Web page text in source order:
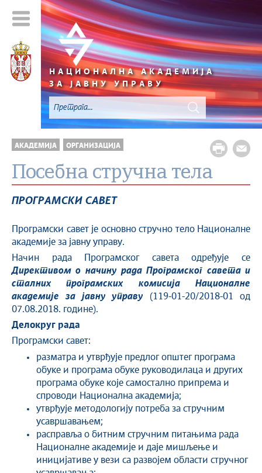
НАЦИОНАЛНА АКАДЕМИЈА
ЗА ЈАВНУ УПРАВУ
АКАДЕМИЈА ОРГАНИЗАЦИЈА
Посебна стручна тела
ПРОГРАМСКИ САВЕТ
Програмски савет је основно стручно тело Националне
академије за јавну управу.
Начин рада Програмског савета одређује се
Директивом о начину рада Програмског савета и
сталних програмских комисија Националне
академије за јавну управу (119-01-20/2018-01 од
07.08.2018. године).
Делокруг рада
Програмски савет:
разматра и утврђује предлог општег програма
обуке и програма обуке руководилаца и других
програма обуке које самостално припрема и
спроводи Национална академија;
утврђује методологију потреба за стручним
усавршавањем;
расправља о битним стручним питањима рада
Националне академије и даје мишљење и
иницијативе у вези са развојем области стручног